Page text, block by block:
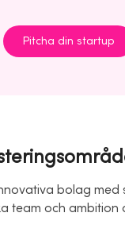
Pitcha din startup
bolag med
team och ambition